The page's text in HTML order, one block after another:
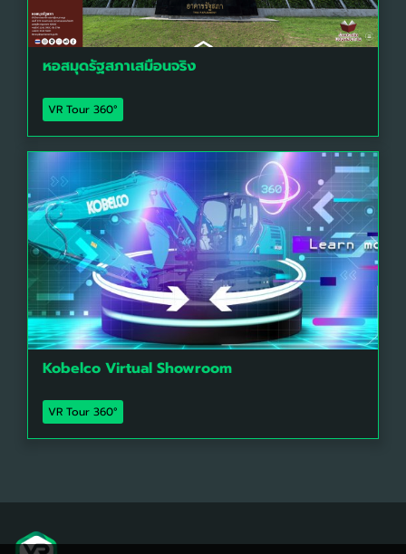
หอสมุดรัฐสภาเสมือนจริง
VR Tour 360°
Kobelco Virtual Showroom
VR Tour 360°